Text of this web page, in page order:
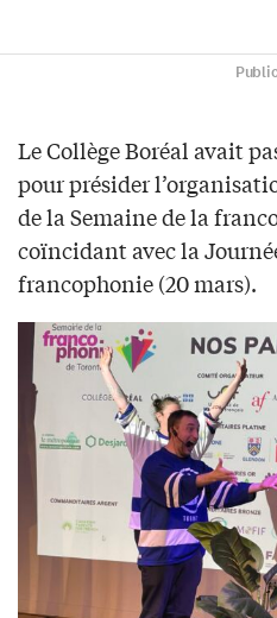
Le Collège Boréal avait
pour présider
de la Semaine de la
coïncidant avec la
francophonie (20 mars).